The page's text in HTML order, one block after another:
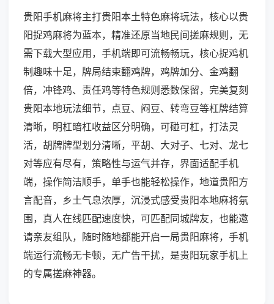
贵阳手机麻将主打贵阳本土特色麻将玩法，核心以贵
阳捉鸡麻将为蓝本，精准还原当地民间搓麻规则，无
需下载大型应用，手机端即可流畅畅玩，核心捉鸡机
制趣味十足，牌局结束翻鸡牌，鸡牌加分、金鸡翻
倍，冲锋鸡、责任鸡等特色规则悉数保留，完美复刻
贵阳本地玩法细节，点豆、闷豆、转弯豆等杠牌结算
清晰，明杠暗杠收益区分明确，可碰可杠，打法灵
活，胡牌牌型划分清晰，平胡、大对子、七对、龙七
对等应有尽有，策略性与运气并存，界面适配手机
端，操作简洁顺手，单手也能轻松操作，地道贵阳方
言配音，乡土气息浓厚，沉浸式感受贵阳本地麻将氛
围，真人在线匹配速度快，可匹配同城牌友，也能邀
请亲友组队，随时随地都能开启一局贵阳麻将，手机
端运行流畅无卡顿，无广告干扰，是贵阳玩家手机上
的专属搓麻神器。